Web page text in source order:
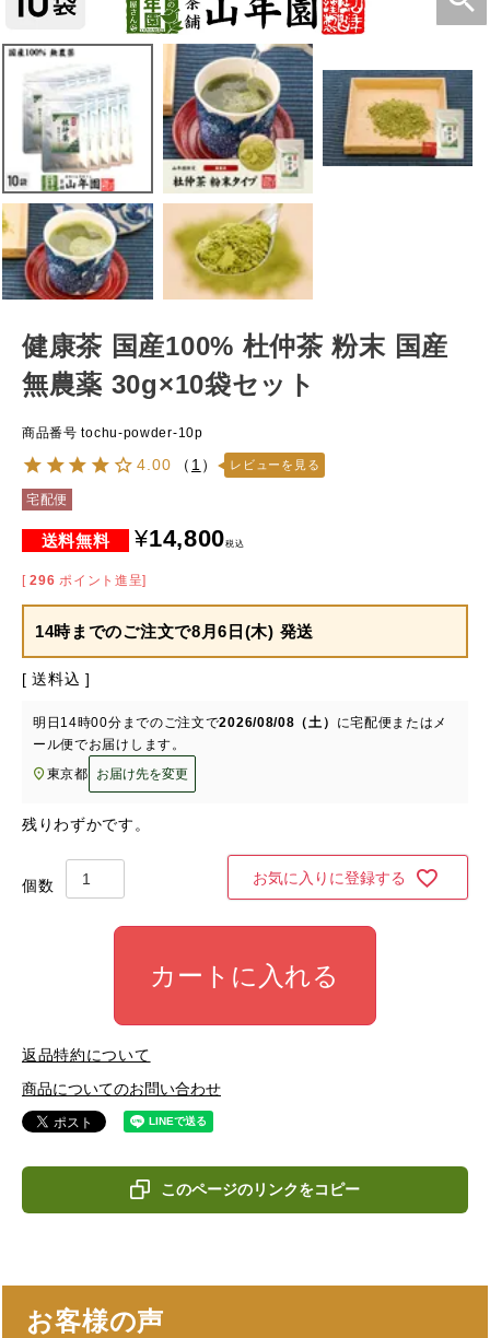
健康茶 国産100% 杜仲茶 粉末 国産
無農薬 30g×10袋セット
商品番号 tochu-powder-10p
4.00 （ 1） レビューを見る
宅配便
¥14,800税込
[ 296 ポイント進呈]
14時までのご注文で8月6日(木) 発送
送料込
明日 14時00分 までのご注文で2026/08/08（土） に宅配便またはメ
ール便でお届けします。
東京都
お届け先を変更
残りわずかです。
お気に入りに登録する
カートに入れる
返品特約について
商品についてのお問い合わせ
このページのリンクをコピー
お客様の声